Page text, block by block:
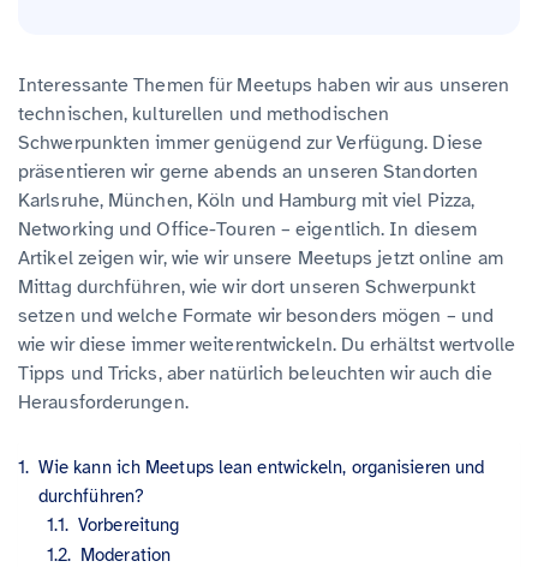
Interessante Themen für Meetups haben wir aus unseren
technischen, kulturellen und methodischen
Schwerpunkten immer genügend zur Verfügung. Diese
präsentieren wir gerne abends an unseren Standorten
Karlsruhe, München, Köln und Hamburg mit viel Pizza,
Networking und Office-Touren – eigentlich. In diesem
Artikel zeigen wir, wie wir unsere Meetups jetzt online am
Mittag durchführen, wie wir dort unseren Schwerpunkt
setzen und welche Formate wir besonders mögen – und
wie wir diese immer weiterentwickeln. Du erhältst wertvolle
Tipps und Tricks, aber natürlich beleuchten wir auch die
Herausforderungen.
Wie kann ich Meetups lean entwickeln, organisieren und
durchführen?
Vorbereitung
Moderation